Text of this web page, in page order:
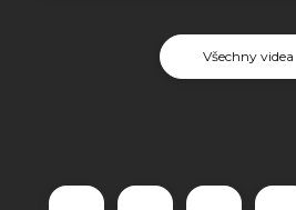
Všechny videa